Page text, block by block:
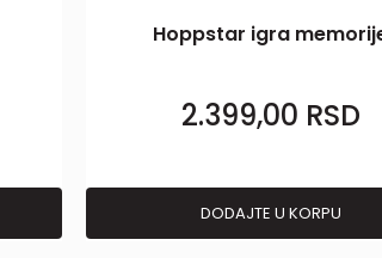
Hoppstar igra
2.399,00 RSD
DODAJTE U KORPU